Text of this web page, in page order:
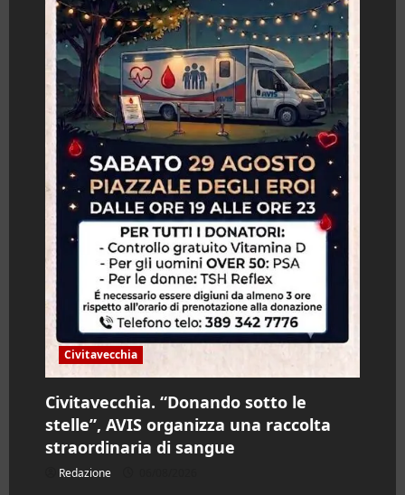
Civitavecchia
Civitavecchia. “Donando sotto le
stelle”, AVIS organizza una raccolta
straordinaria di sangue
Redazione